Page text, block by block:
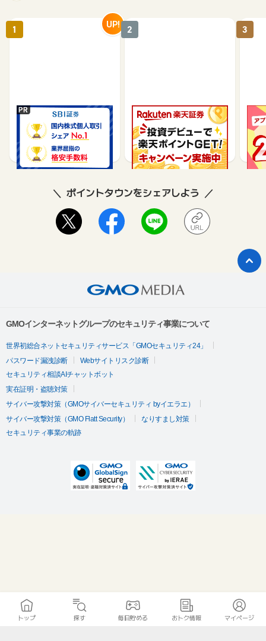
SBI証券【新規口座開設
完了】
9,565 17,000
1 UP!
楽天証券【総合口座開設
完了】
7,500
2
【
行】
3
ポイントタウンをシェアしよう
GMOインターネットグループのセキュリティ事業について
世界初総合ネットセキュリティサービス「GMOセキュリティ24」
パスワード漏洩診断
Webサイトリスク診断
セキュリティ相談AIチャットボット
実在証明・盗聴対策
サイバー攻撃対策（GMOサイバーセキュリティ byイエラエ）
サイバー攻撃対策（GMO Flatt Security）
なりすまし対策
セキュリティ事業の軌跡
トップ 探す 毎日貯める おトク情報 マイページ